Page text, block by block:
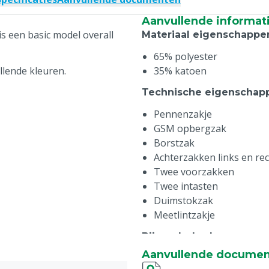
een basic model overall
kleuren.
Aanvullende
Materiaal
65% polyester
35% katoen
Technische
Pennenzakje
GSM opbergzak
Borstzak
Achterzakken links en
Twee voorzakken
Twee intasten
Duimstokzak
Meetlintzakje
Bijzonderheden
Voorzien van MS
Aanvullende